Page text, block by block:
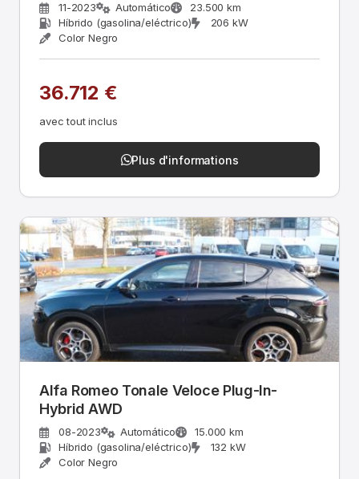
11-2023 Automático
23.500 km
Híbrido (gasolina/eléctrico)
206 kW
Color Negro
36.712 €
avec tout inclus
Plus d'informations
Alfa Romeo Tonale Veloce Plug-In-
Hybrid AWD
08-2023 Automático
15.000 km
Híbrido (gasolina/eléctrico)
132 kW
Color Negro